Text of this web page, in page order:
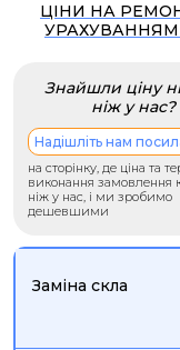
ЦІНИ НА РЕМОНТ
УРАХУВАННЯМ
Знайшли ціну
ніж у нас?
Надішліть нам
на сторінку, де ціна та
виконання замовлення
ніж у нас, і ми зробимо
дешевшими
Заміна скла